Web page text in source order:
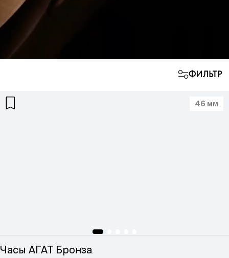
ФИЛЬТР
46 мм
Часы АГАТ Бронза